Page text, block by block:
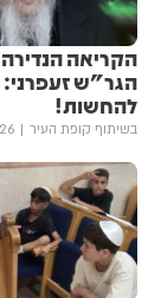
הקריאה
הגר"ש
להחשות!
בשיתוף קופת העיר